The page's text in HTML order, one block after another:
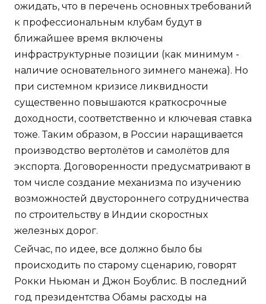
ожидать, что в перечень основных требований
к профессиональным клубам будут в
ближайшее время включены
инфраструктурные позиции (как минимум -
наличие основательного зимнего манежа). Но
при системном кризисе ликвидности
существенно повышаются краткосрочные
доходности, соответственно и ключевая ставка
тоже. Таким образом, в России наращивается
производство вертолётов и самолётов для
экспорта. Договоренности предусматривают в
том числе создание механизма по изучению
возможностей двустороннего сотрудничества
по строительству в Индии скоростных
железных дорог.
Сейчас, по идее, все должно было бы
происходить по старому сценарию, говорят
Рокки Ньюман и Джон Боублис. В последний
год президентства Обамы расходы на